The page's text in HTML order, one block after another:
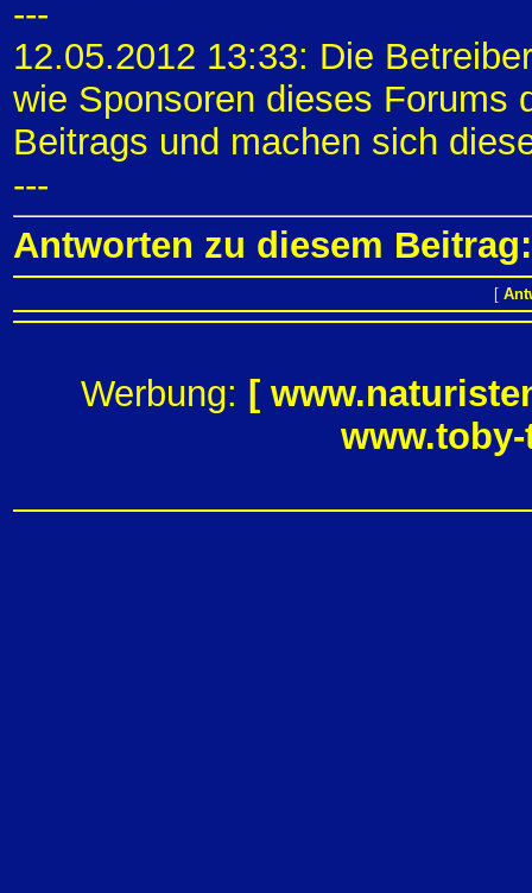
---
12.05.2012 13:33: Die
wie Sponsoren dieses Forums
Beitrags und machen sich
---
Antworten zu diesem Beitrag:
[
Werbung: [